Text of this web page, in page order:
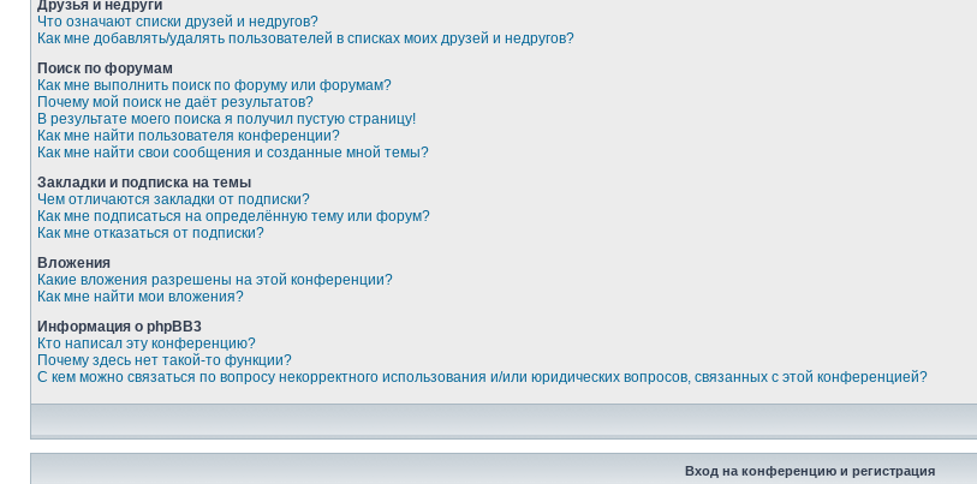
Друзья и недруги
Что означают списки друзей и недругов?
Как мне добавлять/удалять пользователей в списках моих друзей и недругов?
Поиск по форумам
Как мне выполнить поиск по форуму или форумам?
Почему мой поиск не даёт результатов?
В результате моего поиска я получил пустую страницу!
Как мне найти пользователя конференции?
Как мне найти свои сообщения и созданные мной темы?
Закладки и подписка на темы
Чем отличаются закладки от подписки?
Как мне подписаться на определённую тему или форум?
Как мне отказаться от подписки?
Вложения
Какие вложения разрешены на этой конференции?
Как мне найти мои вложения?
Информация о phpBB3
Кто написал эту конференцию?
Почему здесь нет такой-то функции?
С кем можно связаться по вопросу некорректного использования и/или юридических вопросов, связанных с этой конференцией?
Вход на конференцию и регистрация